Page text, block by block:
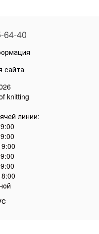
64-40
сайта
knitting
линии: